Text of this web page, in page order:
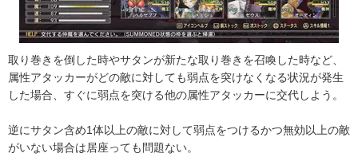
取り巻きを倒した時やサタンが新たな取り巻きを召喚した時など、
属性アタッカーがどの敵に対しても弱点を突けなくなる状況が発生
した場合、すぐに弱点を突ける他の属性アタッカーに交代しよう。
逆にサタン含め1体以上の敵に対して弱点をつけるかつ無効以上の敵
がいない場合は居座っても問題ない。